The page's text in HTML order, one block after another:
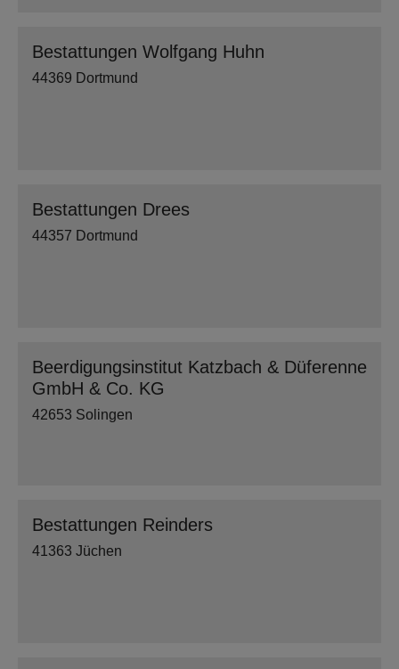
Bestattungen Wolfgang Huhn
44369 Dortmund
Bestattungen Drees
44357 Dortmund
Beerdigungsinstitut Katzbach & Düferenne
GmbH & Co. KG
42653 Solingen
Bestattungen Reinders
41363 Jüchen